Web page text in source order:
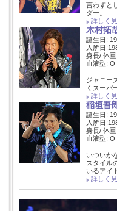
言わずと
ダー。
詳しく
木村拓
誕生日:
入所日
身長/ 体
血液型: O
ジャニー
くスーパ
詳しく
稲垣吾
誕生日:
入所日
身長/ 体
血液型: O
いついか
スタイル
いるアイ
詳しく